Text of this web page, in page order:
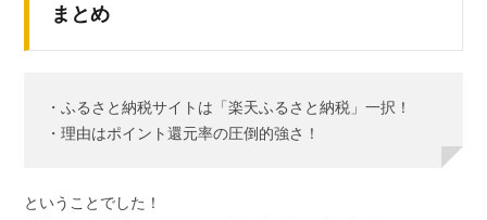
まとめ
・ふるさと納税サイトは「楽天ふるさと納税」一択！
・理由はポイント還元率の圧倒的強さ！
ということでした！